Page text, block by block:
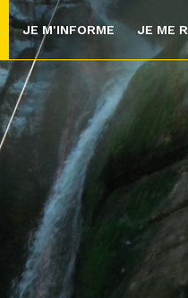
JE M'INFORME JE ME